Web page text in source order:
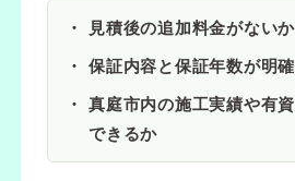
見積後の追加料金がないか
保証内容と保証年数が明
真庭市内の施工実績や有
できるか